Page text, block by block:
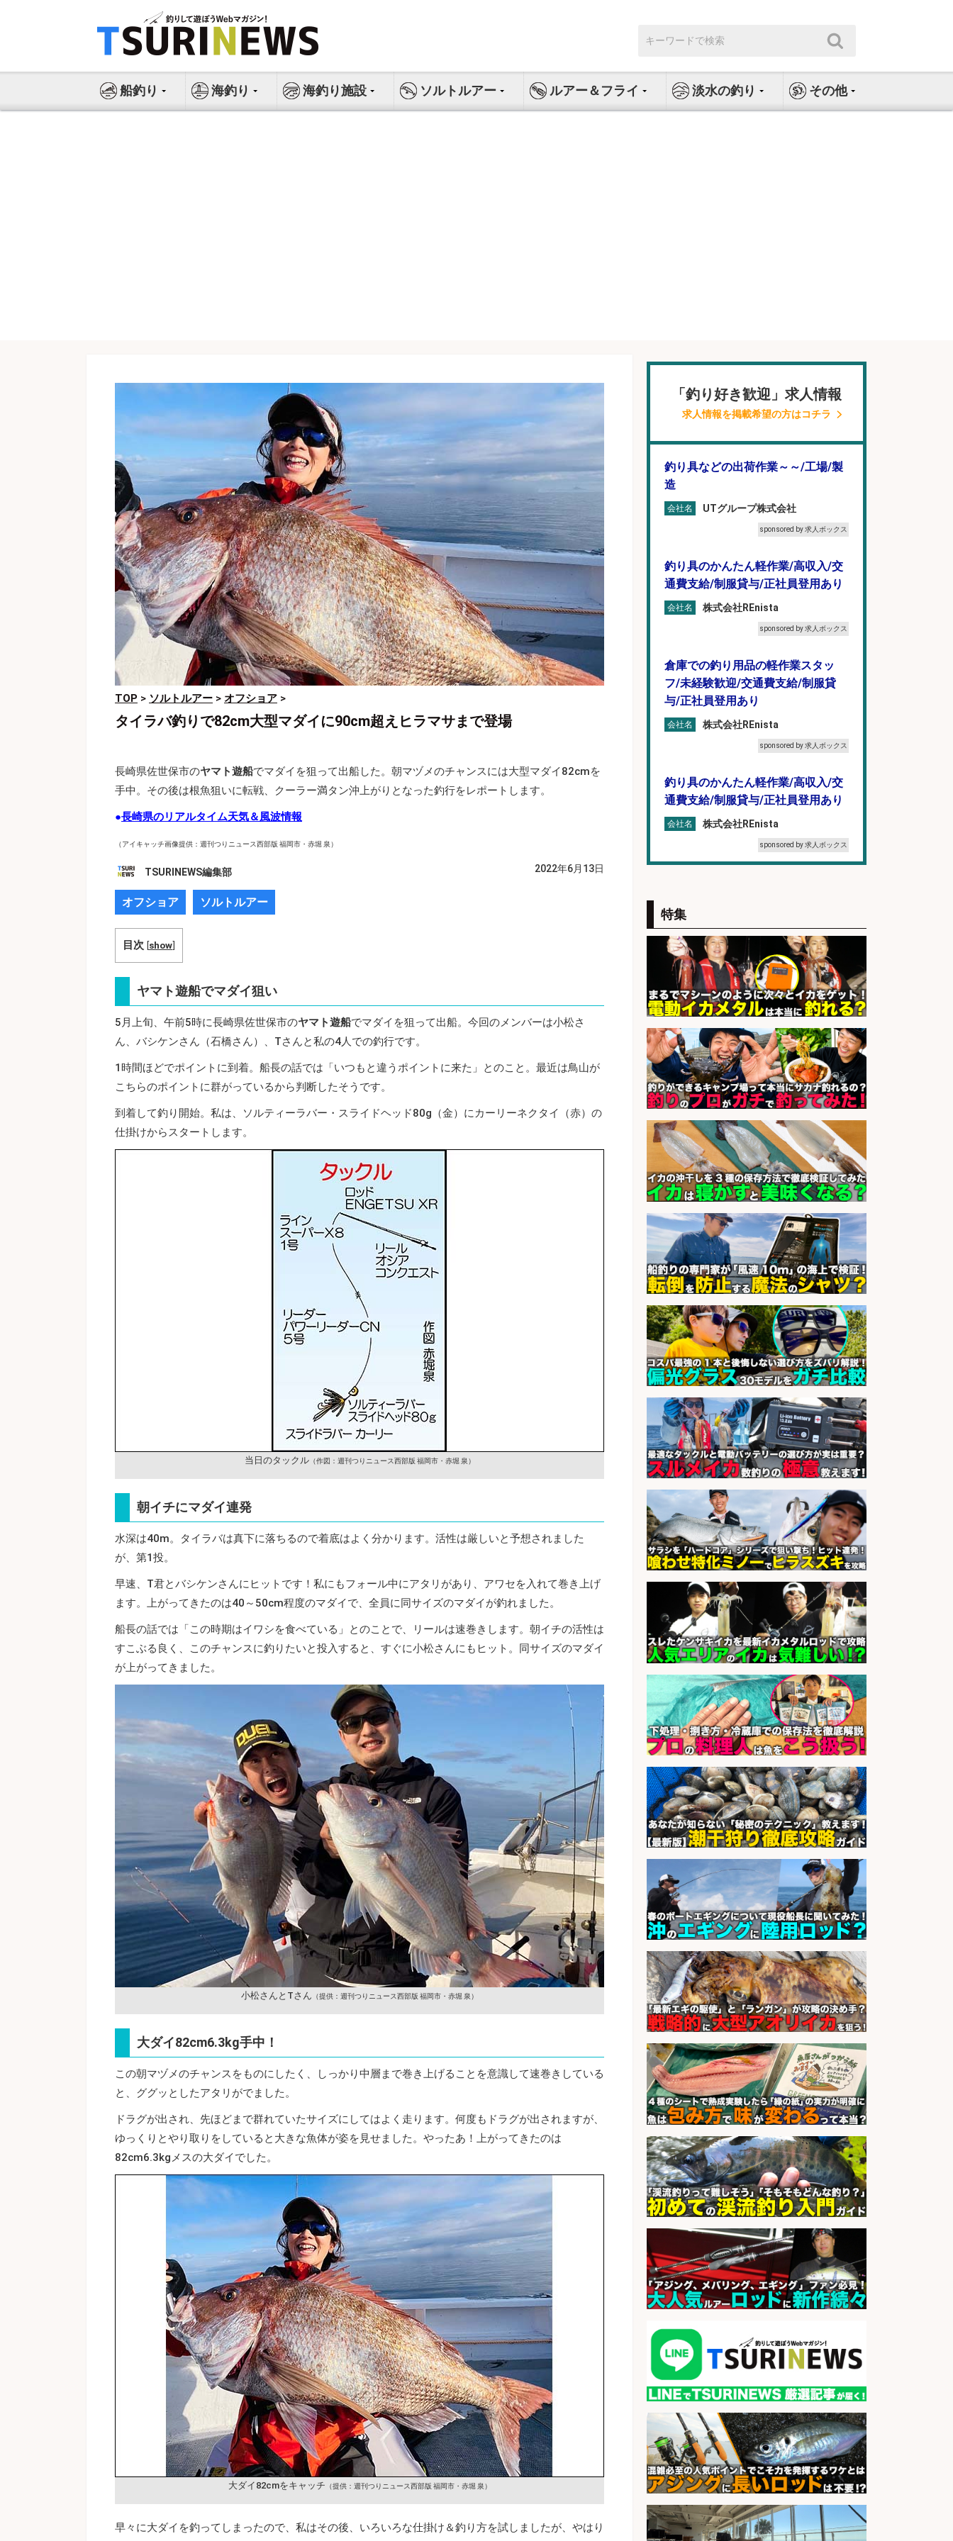
ス
索:
船釣り 海釣り 海釣り施設 ソルトルアー ルアー＆フライ 淡水の釣り その他
TOP > ソルトルアー > オフショア >
タイラバ釣りで82cm大型マダイに90cm超えヒラマサまで登場
長崎県佐世保市のヤマト遊船でマダイを狙って出船した。朝マヅメのチャンスには大型マダイ82cmを
手中。その後は根魚狙いに転戦、クーラー満タン沖上がりとなった釣行をレポートします。
●長崎県のリアルタイム天気＆風波情報
（アイキャッチ画像提供：週刊つりニュース西部版 福岡市・赤堀 泉）
TSURINEWS編集部 2022年6月13日
オフショア ソルトルアー
目次 [show]
ヤマト遊船でマダイ狙い
5月上旬、午前5時に長崎県佐世保市のヤマト遊船でマダイを狙って出船。今回のメンバーは小松さ
ん、バシケンさん（石橋さん）、Tさんと私の4人での釣行です。
1時間ほどでポイントに到着。船長の話では「いつもと違うポイントに来た」とのこと。最近は鳥山が
こちらのポイントに群がっているから判断したそうです。
到着して釣り開始。私は、ソルティーラバー・スライドヘッド80g（金）にカーリーネクタイ（赤）の
仕掛けからスタートします。
当日のタックル（作図：週刊つりニュース西部版 福岡市・赤堀 泉）
朝イチにマダイ連発
水深は40m。タイラバは真下に落ちるので着底はよく分かります。活性は厳しいと予想されました
が、第1投。
早速、T君とバシケンさんにヒットです！私にもフォール中にアタリがあり、アワセを入れて巻き上げ
ます。上がってきたのは40～50cm程度のマダイで、全員に同サイズのマダイが釣れました。
船長の話では「この時期はイワシを食べている」とのことで、リールは速巻きします。朝イチの活性は
すこぶる良く、このチャンスに釣りたいと投入すると、すぐに小松さんにもヒット。同サイズのマダイ
が上がってきました。
小松さんとTさん （提供：週刊つりニュース西部版 福岡市・赤堀 泉）
大ダイ82cm6.3kg手中！
この朝マヅメのチャンスをものにしたく、しっかり中層まで巻き上げることを意識して速巻きしている
と、ググッとしたアタリがでました。
ドラグが出され、先ほどまで群れていたサイズにしてはよく走ります。何度もドラグが出されますが、
ゆっくりとやり取りをしていると大きな魚体が姿を見せました。やったあ！上がってきたのは
82cm6.3kgメスの大ダイでした。
大ダイ82cmをキャッチ （提供：週刊つりニュース西部版 福岡市・赤堀 泉）
早々に大ダイを釣ってしまったので、私はその後、いろいろな仕掛け＆釣り方を試しましたが、やはり
「釣り好き歓迎」求人情報
求人情報を掲載希望の方はコチラ
釣り具などの出荷作業～～/工場/製
造
会社名 UTグループ株式会社
sponsored by 求人ボックス
釣り具のかんたん軽作業/高収入/交
通費支給/制服貸与/正社員登用あり
会社名 株式会社REnista
sponsored by 求人ボックス
倉庫での釣り用品の軽作業スタッ
フ/未経験歓迎/交通費支給/制服貸
与/正社員登用あり
会社名 株式会社REnista
sponsored by 求人ボックス
釣り具のかんたん軽作業/高収入/交
通費支給/制服貸与/正社員登用あり
会社名 株式会社REnista
sponsored by 求人ボックス
会社名
sponsored by 求人ボックス
和食, 日本料理・懐石料理/店長・店
長候補/旬と手作りにこだわる!さか
なの価値を上げ、地域を元気に!店長
候補募集
会社名 博多 華吉 博多 華吉
sponsored by 求人ボックス
長候補/本物を知る大人の隠れ家!魚
の価値を上げ、地域を元気に!店長候
補募集
会社名 酒場あらかぶ 酒場あらかぶ
sponsored by 求人ボックス
神戸市北区エリア/フォークリフト/
釣り具/配送センター
会社名 株式会社S.vision
sponsored by 求人ボックス
倉庫での釣り用品の軽作業スタッ
フ/未経験歓迎/交通費支給/制服貸
与/正社員登用あり
会社名 株式会社REnista
sponsored by 求人ボックス
釣り具メーカーでの釣り竿の販売促
株式会社天龍
sponsored by 求人ボックス
さらに求人情報を見る
特集